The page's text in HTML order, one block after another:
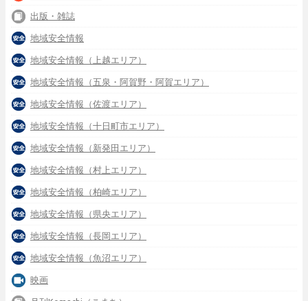
出版・雑誌
地域安全情報
地域安全情報（上越エリア）
地域安全情報（五泉・阿賀野・阿賀エリア）
地域安全情報（佐渡エリア）
地域安全情報（十日町市エリア）
地域安全情報（新発田エリア）
地域安全情報（村上エリア）
地域安全情報（柏崎エリア）
地域安全情報（県央エリア）
地域安全情報（長岡エリア）
地域安全情報（魚沼エリア）
映画